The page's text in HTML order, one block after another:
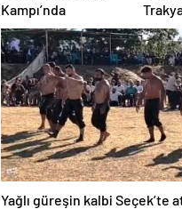
Kampı’nda
Yağlı güreşin kalbi Seçek’te